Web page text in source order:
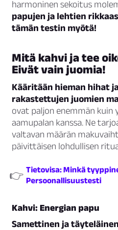
harmoninen sekoitus
papujen ja lehtien
tämän testin myötä!
Mitä kahvi ja tee
Eivät vain juomia!
Kääritään hieman hihat
rakastettujen juomien
ovat paljon enemmän kuin
aamupalan kanssa. Ne
valtavan määrän
päivittäisen lohdullisen
👉 Tietovisa: Minkä
Persoonallisuustesti
Kahvi: Energian papu
Samettinen ja